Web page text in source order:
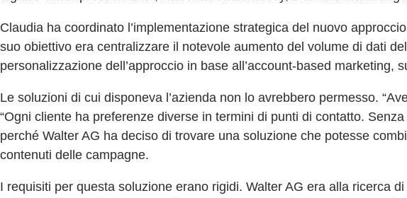
Claudia ha coordinato l’implementazione strategica del nuovo
suo obiettivo era centralizzare il notevole aumento del volume di dati
personalizzazione dell’approccio in base all’account-based marketing,
Le soluzioni di cui disponeva l’azienda non lo avrebbero permesso.
“Ogni cliente ha preferenze diverse in termini di punti di contatto.
perché Walter AG ha deciso di trovare una soluzione che potesse
contenuti delle campagne.
I requisiti per questa soluzione erano rigidi. Walter AG era alla ricerca